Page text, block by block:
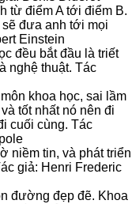
từ điểm A tới điểm B.
đưa anh tới mọi
Einstein
đều bắt đầu là triết
nghệ thuật. Tác
khoa học, sai lầm
tốt nhất nó nên đi
cuối cùng. Tác
niềm tin, và phát triển
giả: Henri Frederic
đường đẹp đẽ. Khoa